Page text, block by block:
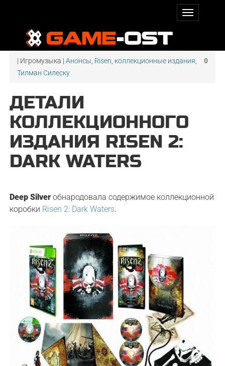
0
| Игромузыка |Анонсы Risen коллекционные издания
Тилман Силеску
ДЕТАЛИ
КОЛЛЕКЦИОННОГО
ИЗДАНИЯ RISEN 2:
DARK WATERS
Deep Silver обнародовала содержимое коллекционной
коробки Risen 2: Dark Waters.